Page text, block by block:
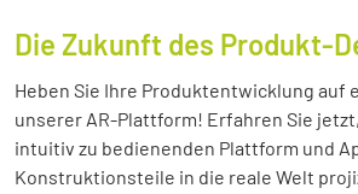
Die Zukunft des Produkt-
Heben Sie Ihre Produktentwicklung auf
unserer AR-Plattform! Erfahren Sie
intuitiv zu bedienenden Plattform und
Konstruktionsteile in die reale Welt